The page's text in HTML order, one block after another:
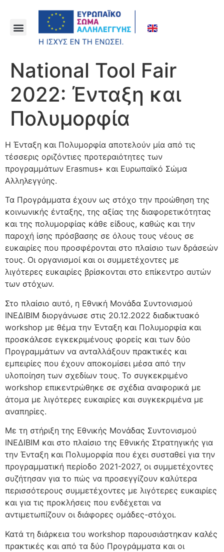
National Tool Fair
2022: Ένταξη και
Πολυμορφία
Η Ένταξη και Πολυμορφία αποτελούν μία από τις
τέσσερις οριζόντιες προτεραιότητες των
προγραμμάτων Erasmus+ και Ευρωπαϊκό Σώμα
Αλληλεγγύης.
Τα Προγράμματα έχουν ως στόχο την προώθηση της
κοινωνικής ένταξης, της αξίας της διαφορετικότητας
και της πολυμορφίας κάθε είδους, καθώς και την
παροχή ίσης πρόσβασης σε όλους τους νέους σε
ευκαιρίες που προσφέρονται στο πλαίσιο των δράσεών
τους. Οι οργανισμοί και οι συμμετέχοντες με
λιγότερες ευκαιρίες βρίσκονται στο επίκεντρο αυτών
των στόχων.
Στο πλαίσιο αυτό, η Εθνική Μονάδα Συντονισμού
ΙΝΕΔΙΒΙΜ διοργάνωσε στις 20.12.2022 διαδικτυακό
workshop με θέμα την Ένταξη και Πολυμορφία και
προσκάλεσε εγκεκριμένους φορείς και των δύο
Προγραμμάτων να ανταλλάξουν πρακτικές και
εμπειρίες που έχουν αποκομίσει μέσα από την
υλοποίηση των σχεδίων τους. Το συγκεκριμένο
workshop επικεντρώθηκε σε σχέδια αναφορικά με
άτομα με λιγότερες ευκαιρίες και συγκεκριμένα με
αναπηρίες.
Με τη στήριξη της Εθνικής Μονάδας Συντονισμού
ΙΝΕΔΙΒΙΜ και στο πλαίσιο της Εθνικής Στρατηγικής για
την Ένταξη και Πολυμορφία που έχει συσταθεί για την
προγραμματική περίοδο 2021-2027, οι συμμετέχοντες
συζήτησαν για το πώς να προσεγγίζουν καλύτερα
περισσότερους συμμετέχοντες με λιγότερες ευκαιρίες
και για τις προκλήσεις που ενδέχεται να
αντιμετωπίζουν οι διάφορες ομάδες-στόχοι.
Κατά τη διάρκεια του workshop παρουσιάστηκαν καλές
πρακτικές και από τα δύο Προγράμματα και οι